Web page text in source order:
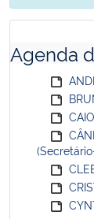
Agenda